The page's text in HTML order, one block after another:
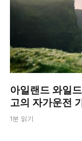
아일랜드 와일
고의 자가운전
1분 읽기